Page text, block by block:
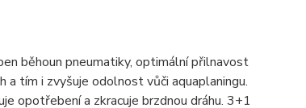
běhoun pneumatiky, optimální přilnavost
a tím i zvyšuje odolnost vůči aquaplaningu.
opotřebení a zkracuje brzdnou dráhu. 3+1